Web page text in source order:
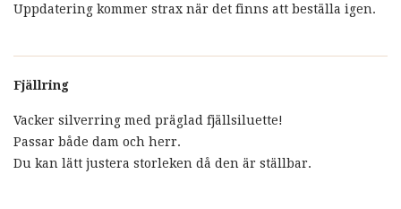
Uppdatering kommer strax när det finns att beställa igen.
Fjällring
Vacker silverring med präglad fjällsiluette!
Passar både dam och herr.
Du kan lätt justera storleken då den är ställbar.